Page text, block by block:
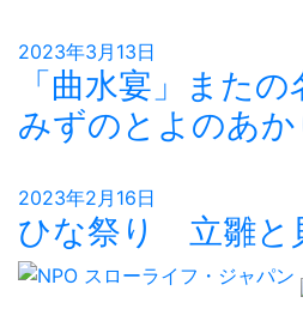
2023年3月13日
「曲水宴」また
みずのとよのあか
2023年2月16日
ひな祭り 立雛と